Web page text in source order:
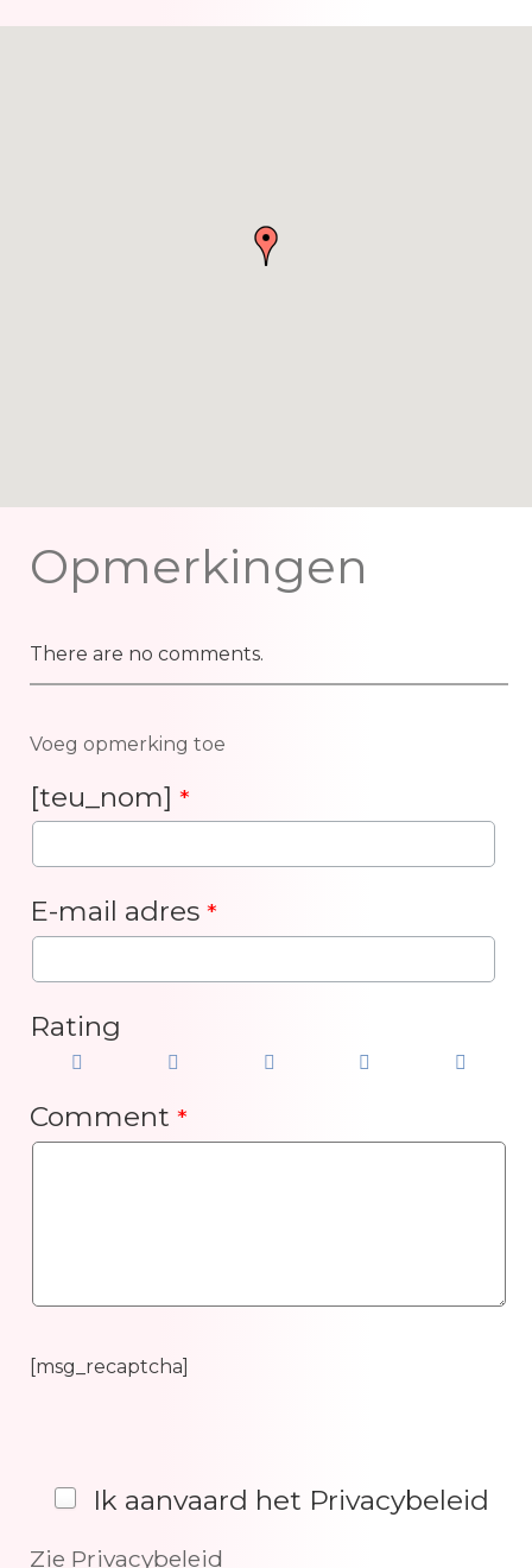
Opmerkingen
There are no comments.
Voeg opmerking toe
[teu_nom] *
E-mail adres *
Rating
Comment *
[msg_recaptcha]
Ik aanvaard het Privacybeleid
Zie Privacybeleid